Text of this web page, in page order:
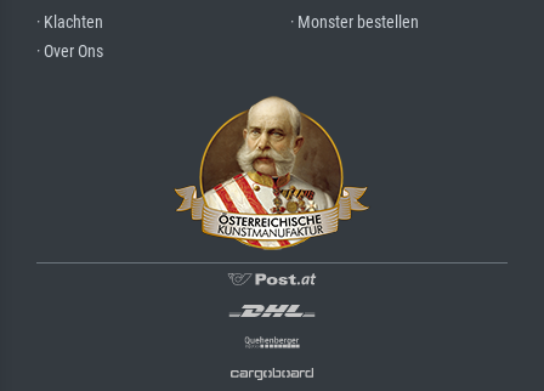
· Klachten
· Over Ons
· Monster bestellen